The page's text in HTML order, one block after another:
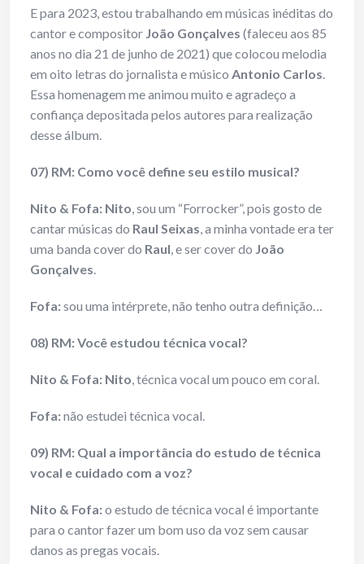
E para 2023, estou trabalhando em músicas inéditas do
cantor e compositor João Gonçalves (faleceu aos 85
anos no dia 21 de junho de 2021) que colocou melodia
em oito letras do jornalista e músico Antonio Carlos.
Essa homenagem me animou muito e agradeço a
confiança depositada pelos autores para realização
desse álbum.
07) RM: Como você define seu estilo musical?
Nito & Fofa: Nito, sou um “Forrocker”, pois gosto de
cantar músicas do Raul Seixas, a minha vontade era ter
uma banda cover do Raul, e ser cover do João
Gonçalves.
Fofa:sou uma intérprete, não tenho outra definição…
08) RM: Você estudou técnica vocal?
Nito & Fofa: Nito, técnica vocal um pouco em coral.
Fofa:não estudei técnica vocal.
09) RM: Qual a importância do estudo de técnica
vocal e cuidado com a voz?
Nito & Fofa:o estudo de técnica vocal é importante
para o cantor fazer um bom uso da voz sem causar
danos as pregas vocais.